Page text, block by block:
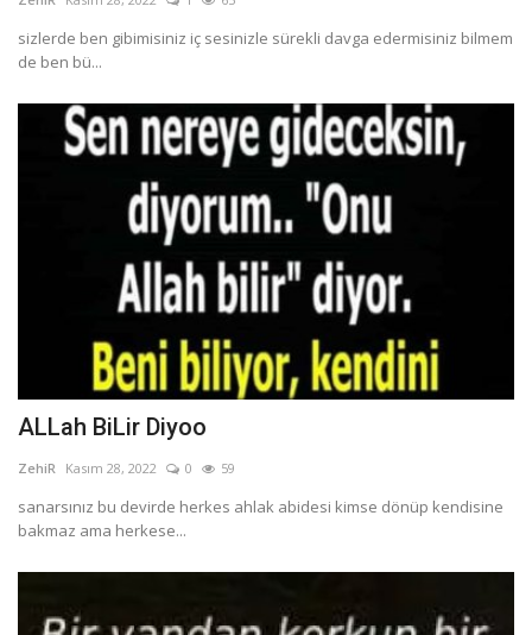
sizlerde ben gibimisiniz iç sesinizle sürekli davga edermisiniz bilmem
de ben bü...
ALLah BiLir Diyoo
ZehiR Kasım 28, 2022 0 59
sanarsınız bu devirde herkes ahlak abidesi kimse dönüp kendisine
bakmaz ama herkese...